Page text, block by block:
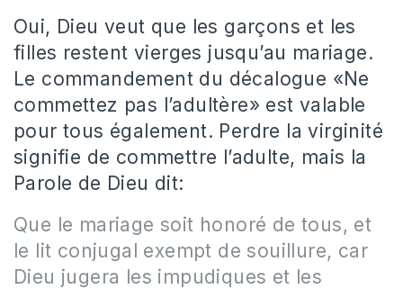
Oui, Dieu veut que les garçons et les
filles restent vierges jusqu’au mariage.
Le commandement du décalogue «Ne
commettez pas l’adultère» est valable
pour tous également. Perdre la virginité
signifie de commettre l’adulte, mais la
Parole de Dieu dit:
Que le mariage soit honoré de tous, et
le lit conjugal exempt de souillure, car
Dieu jugera les impudiques et les